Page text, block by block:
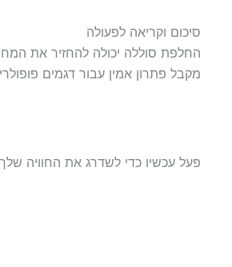
סיכום וקריאה לפעולה
פעל עכשיו כדי לשדרג את החוויה